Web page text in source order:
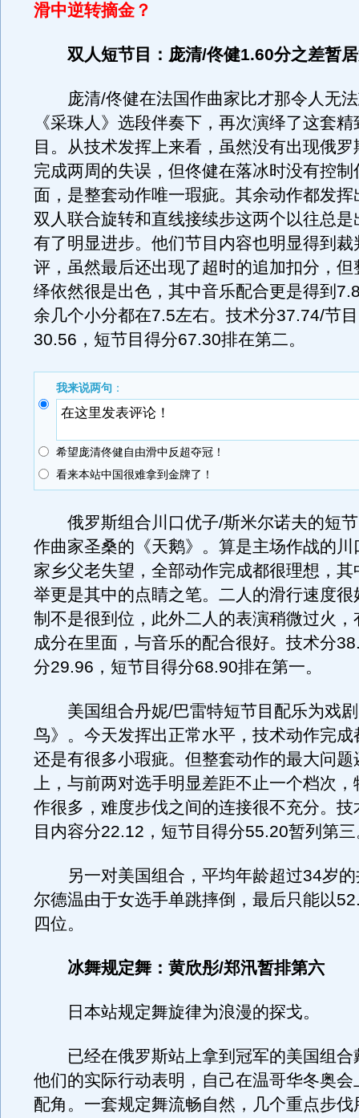
滑中逆转摘金？
双人短节目：庞清/佟健1.60分之差暂
庞清/佟健在法国作曲家比才那令人无法
《采珠人》选段伴奏下，再次演绎了这套
目。从技术发挥上来看，虽然没有出现俄
完成两周的失误，但佟健在落冰时没有控制
面，是整套动作唯一瑕疵。其余动作都发挥
双人联合旋转和直线接续步这两个以往总是
有了明显进步。他们节目内容也明显得到裁
评，虽然最后还出现了超时的追加扣分，但
绎依然很是出色，其中音乐配合更是得到
余几个小分都在7.5左右。技术分37.74/节
30.56，短节目得分67.30排在第二。
我来说两句 ：
希望庞清佟健自由滑中反超夺冠！
看来本站中国很难拿到金牌了！
俄罗斯组合川口优子/斯米尔诺夫的短节
作曲家圣桑的《天鹅》。算是主场作战的川
家乡父老失望，全部动作完成都很理想，其
举更是其中的点睛之笔。二人的滑行速度很
制不是很到位，此外二人的表演稍微过火，
成分在里面，与音乐的配合很好。技术分
分29.96，短节目得分68.90排在第一。
美国组合丹妮/巴雷特短节目配乐为戏剧
鸟》。今天发挥出正常水平，技术动作完成
还是有很多小瑕疵。但整套动作的最大问题
上，与前两对选手明显差距不止一个档次，
作很多，难度步伐之间的连接很不充分。
目内容分22.12，短节目得分55.20暂列第三
另一对美国组合，平均年龄超过34岁的
尔德温由于女选手单跳摔倒，最后只能以
四位。
冰舞规定舞：黄欣彤/郑汛暂排第六
日本站规定舞旋律为浪漫的探戈。
已经在俄罗斯站上拿到冠军的美国组合
他们的实际行动表明，自己在温哥华冬奥会
配角。一套规定舞流畅自然，几个重点步伐